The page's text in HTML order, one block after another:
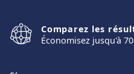
Comparez les
Économisez jusqu'à